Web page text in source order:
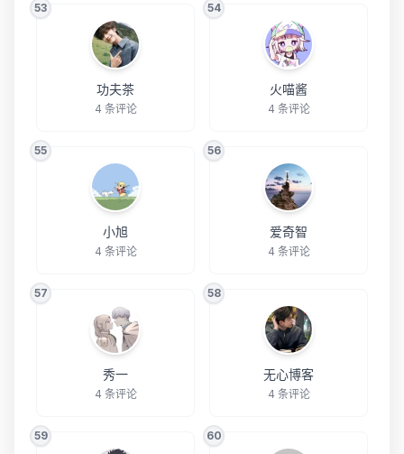
53
功夫茶
4 条评论
54
火喵酱
4 条评论
55
小旭
4 条评论
56
爱奇智
4 条评论
57
秀一
4 条评论
58
无心博客
4 条评论
59 60